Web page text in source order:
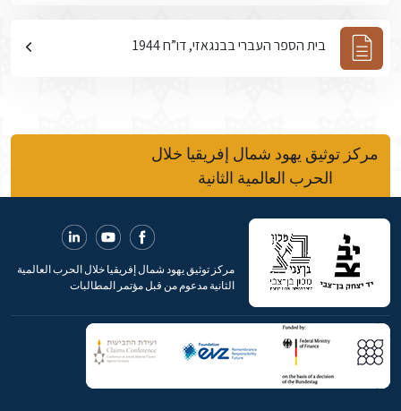
בית הספר העברי בבנגאזי, דו”ח 1944
مركز توثيق يهود شمال إفريقيا خلال
الحرب العالمية الثانية
مركز توثيق يهود شمال إفريقيا خلال الحرب العالمية
الثانية مدعوم من قبل مؤتمر المطالبات